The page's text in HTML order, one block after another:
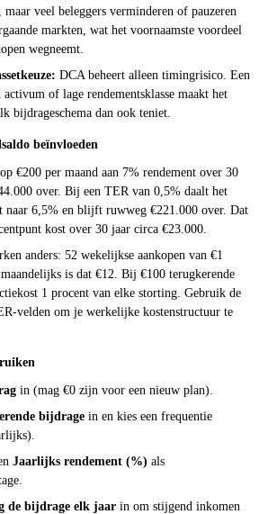
veel beleggers verminderen of pauzeren
markten, wat het voornaamste voordeel
wegneemt.
DCA beheert alleen timingrisico. Een
activum of lage rendementsklasse maakt het
bijdrageschema dan ook teniet.
beïnvloeden
€200 per maand aan 7% rendement over 30
over. Bij een TER van 0,5% daalt het
naar 6,5% en blijft ruwweg €221.000 over. Dat
kost over 30 jaar circa €23.000.
anders: 52 wekelijkse aankopen van €1
is dat €12. Bij €100 terugkerende
1 procent van elke storting. Gebruik de
velden om je werkelijke kostenstructuur te
in (mag €0 zijn voor een nieuw plan).
bijdrage in en kies een frequentie
Jaarlijks rendement (%) als
de bijdrage elk jaar in om stijgend inkomen